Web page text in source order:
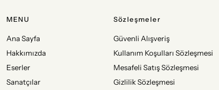
MENU
Ana Sayfa
Hakkımızda
Eserler
Sanatçılar
Sözleşmeler
Güvenli Alışveriş
Kullanım Koşulları Sözleşmesi
Mesafeli Satış Sözleşmesi
Gizlilik Sözleşmesi